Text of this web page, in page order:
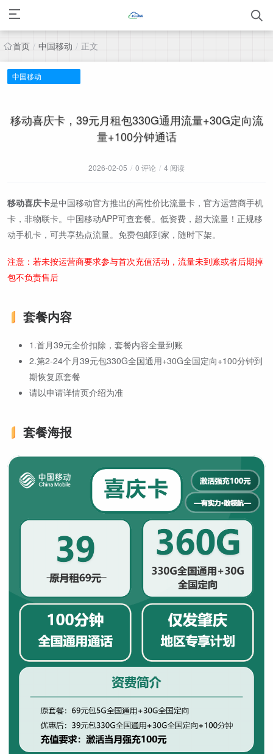
首页 / 中国移动 / 正文
中国移动
移动喜庆卡，39元月租包330G通用流量+30G定向流
量+100分钟通话
2026-02-05 / 0 评论 / 4 阅读
移动喜庆卡是中国移动官方推出的高性价比流量卡，官方运营商手机
卡，非物联卡。中国移动APP可查套餐。低资费，超大流量！正规移
动手机卡，可共享热点流量。免费包邮到家，随时下架。
注意：若未按运营商要求参与首次充值活动，流量未到账或者后期掉
包不负责售后
套餐内容
1.首月39元全价扣除，套餐内容全量到账
2.第2-24个月39元包330G全国通用+30G全国定向+100分钟到
期恢复原套餐
请以申请详情页介绍为准
套餐海报